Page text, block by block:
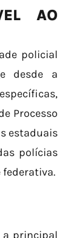
AO
policial
desde a
Processo
estaduais
polícias
a principal